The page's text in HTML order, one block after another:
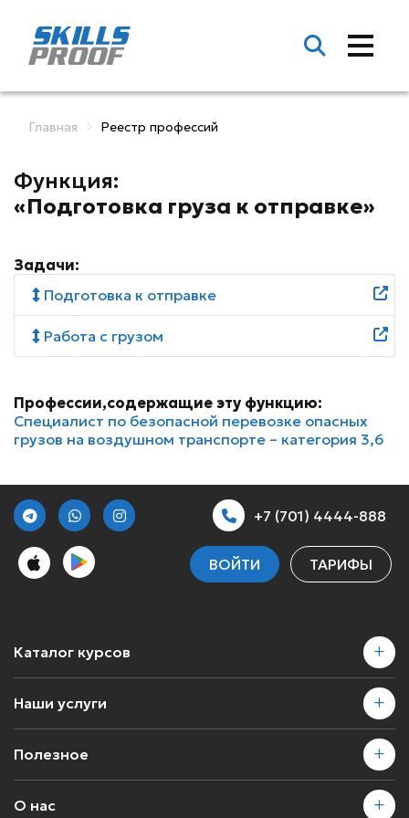
Главная Реестр профессий
Функция:
«Подготовка груза к отправке»
Задачи:
Подготовка к отправке
Работа с грузом
Профессии,содержащие эту функцию:
Специалист по безопасной перевозке опасных
грузов на воздушном транспорте – категория 3,6
+7 (701) 4444-888
ВОЙТИ ТАРИФЫ
Каталог курсов
Наши услуги
Полезное
О нас